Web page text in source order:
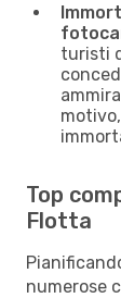
turisti
Top
Flotta
numerose